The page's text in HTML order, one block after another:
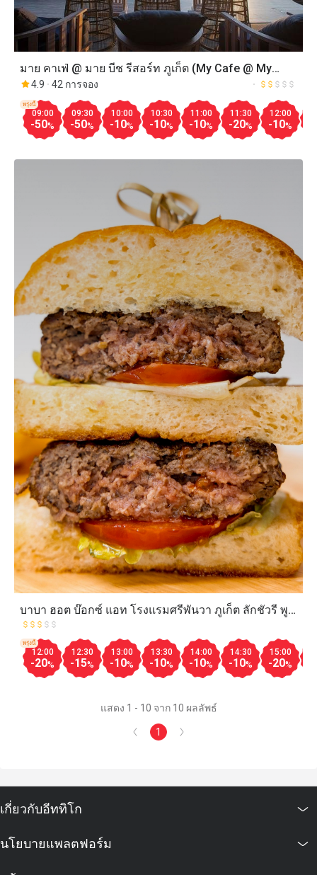
มาย คาเฟ่ @ มาย บีช รีสอร์ท ภูเก็ต (My Cafe @ My
Beach Resort Phuket)
4.9 42 การจอง
09:00
-50%
พรุ่งนี้
09:30
-50%
10:00
-10%
10:30
-10%
11:00
-10%
11:30
-20%
12:00
-10%
บาบา ฮอต บ๊อกซ์ แอท โรงแรมศรีพันวา ภูเก็ต ลักชัวรี พูล
วิลลา
12:00
-20%
พรุ่งนี้
12:30
-15%
13:00
-10%
13:30
-10%
14:00
-10%
14:30
-10%
15:00
-20%
แสดง 1 - 10 จาก 10 ผลลัพธ์
1
เกี่ยวกับอีททิโก
นโยบายแพลตฟอร์ม